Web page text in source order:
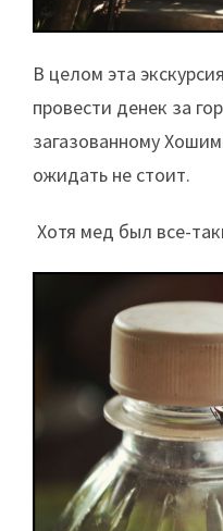
В целом эта
провести денек за
загазованному
ожидать не стоит.
Хотя мед был все-